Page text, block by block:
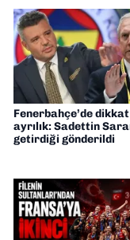
Fenerbahçe’de
ayrılık: Sadettin
getirdiği gönderildi